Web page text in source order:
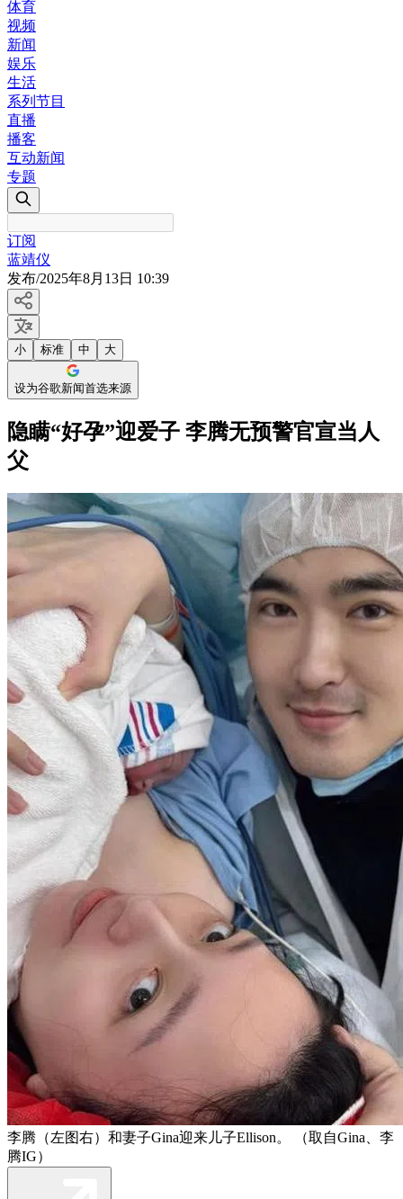
体育
视频
新闻
娱乐
生活
系列节目
直播
播客
互动新闻
专题
订阅
蓝靖仪
发布/2025年8月13日 10:39
小 标准 中 大
设为谷歌新闻首选来源
隐瞒“好孕”迎爱子 李腾无预警官宣当人
父
李腾（左图右）和妻子Gina迎来儿子Ellison。 （取自Gina、李
腾IG）